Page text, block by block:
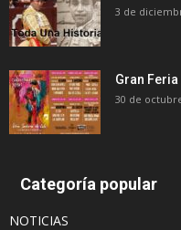
3 de
Gran
30 de
Categoría popular
NOTICIAS